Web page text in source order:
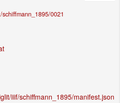
0021
iiif/schiffmann_1895/manifest.json